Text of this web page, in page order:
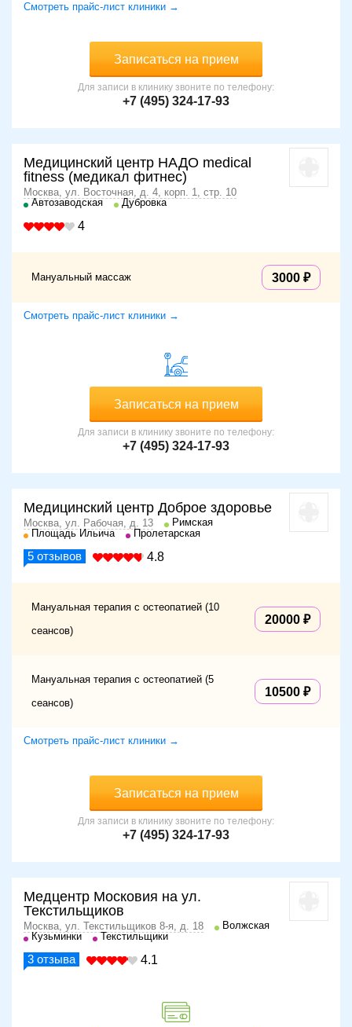
Смотреть прайс-лист клиники →
Записаться на прием
Для записи в клинику звоните по телефону:
+7 (495) 324-17-93
Медицинский центр НАДО medical
fitness (медикал фитнес)
Москва, ул. Восточная, д. 4, корп. 1, стр. 10
Автозаводская
Дубровка
4
Мануальный массаж 3000
Смотреть прайс-лист клиники →
Записаться на прием
Для записи в клинику звоните по телефону:
+7 (495) 324-17-93
Медицинский центр Доброе здоровье
Москва, ул. Рабочая, д. 13
Римская
Площадь Ильича
Пролетарская
5 отзывов 4.8
Мануальная терапия с остеопатией (10
сеансов)
20000
Мануальная терапия с остеопатией (5
сеансов)
10500
Смотреть прайс-лист клиники →
Записаться на прием
Для записи в клинику звоните по телефону:
+7 (495) 324-17-93
Медцентр Московия на ул.
Текстильщиков
Москва, ул. Текстильщиков 8-я, д. 18
Волжская
Кузьминки
Текстильщики
3 отзыва 4.1